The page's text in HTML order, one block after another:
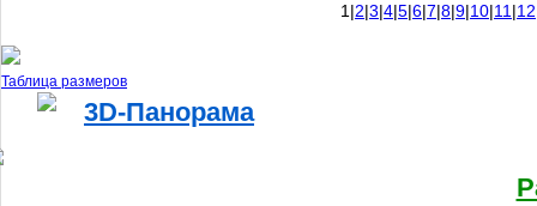
1 |2|3|4|5|6|7|8|9|10|11 |12
3D-Панорама
Таблица размеров
Календарь скидок